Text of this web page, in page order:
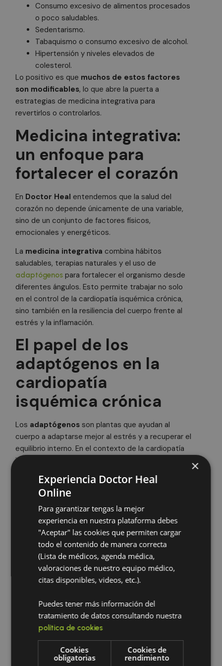
Consumo excesivo de alimentos procesados
o poco saludables.
Sedentarismo.
Tabaquismo o consumo excesivo de alcohol.
Hipertensión y niveles elevados de
colesterol.
Lo positivo es que muchos de estos factores
son modificables, lo que abre la puerta a
estrategias de medicina integrativa para
revertirlos o controlarlos.
Medicina integrativa:
un enfoque para
fortalecer el corazón
En Doctor Heal entendemos que la salud del
corazón no depende únicamente de una variable,
sino de un conjunto de factores físicos,
emocionales y energéticos.
La medicina integrativa combina hábitos
saludables, terapias naturales y el uso de
adaptógenos para fortalecer el organismo desde
diferentes ángulos. Esto permite trabajar no solo
en el control de la cardiopatía isquémica crónica,
sino también en la resiliencia del cuerpo frente al
estrés y la inflamación.
El papel de los
adaptógenos en la
cardiopatía
isquémica crónica
Los adaptógenos son plantas que ayudan al
cuerpo a adaptarse mejor al estrés y a recuperar el
equilibrio interno. En el contexto de la cardiopatía
isquémica crónica, pueden aportar beneficios
Regulación del estrés:
cortisol afecta directamente la salud
cardiovascular; los adaptógenos ayudan a
mantenerlo bajo control.
Efecto antioxidante y antiinflamatorio:
protegen a las células cardíacas del daño
causado por radicales libres.
Apoyo en la energía física y mental:
fortalecen al organismo, reduciendo la fatiga
asociada con la cardiopatía isquémica
Entre los más estudiados se encuentran la
ashwagandha, el ginseng y la rodiola
en programas de medicina integrativa por su
capacidad para equilibrar cuerpo y mente.
×
Experiencia Doctor Heal
Online
Para garantizar tengas la mejor
experiencia en nuestra plataforma debes
"Aceptar" las cookies que permiten cargar
todo el contenido de manera correcta
(Lista de médicos, agenda médica,
valoraciones de nuestro equipo médico,
citas disponibles, videos, etc.).
Puedes tener más información del
tratamiento de datos consultando nuestra
política de cookies
Cookies
obligatorias
Cookies de
rendimiento